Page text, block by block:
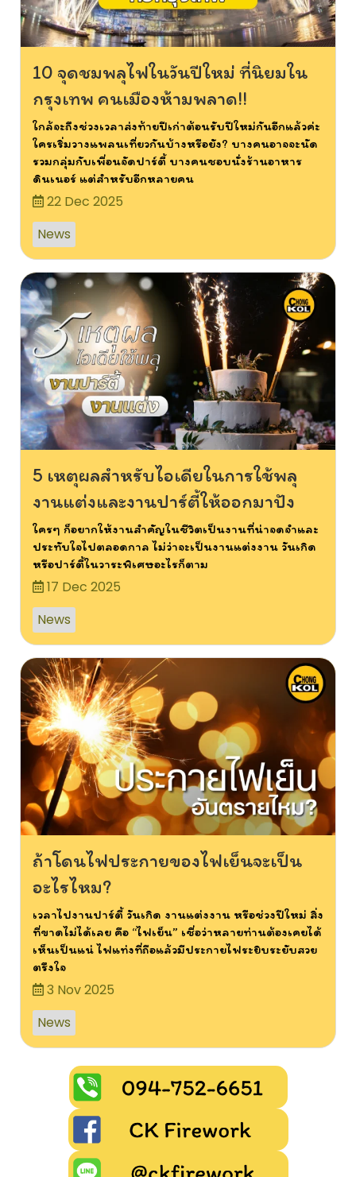
10 จุดชมพลุไฟในวันปีใหม่ ที่นิยมใน
กรุงเทพ คนเมืองห้ามพลาด!!
ใกล้จะถึงช่วงเวลาส่งท้ายปีเก่าต้อนรับปีใหม่กันอีกแล้วค่ะ
ใครเริ่มวางแพลนเที่ยวกันบ้างหรือยัง? บางคนอาจจะนัด
รวมกลุ่มกับเพื่อนจัดปาร์ตี้ บางคนชอบนั่งร้านอาหาร
ดินเนอร์ แต่สำหรับอีกหลายคน
22 Dec 2025
News
5 เหตุผลสำหรับไอเดียในการใช้พลุ
งานแต่งและงานปาร์ตี้ให้ออกมาปัง
ใครๆ ก็อยากให้งานสำคัญในชีวิตเป็นงานที่น่าจดจำและ
ประทับใจไปตลอดกาล ไม่ว่าจะเป็นงานแต่งงาน วันเกิด
หรือปาร์ตี้ในวาระพิเศษอะไรก็ตาม
17 Dec 2025
News
ถ้าโดนไฟประกายของไฟเย็นจะเป็น
อะไรไหม?
เวลาไปงานปาร์ตี้ วันเกิด งานแต่งงาน หรือช่วงปีใหม่ สิ่ง
ที่ขาดไม่ได้เลย คือ “ไฟเย็น” เชื่อว่าหลายท่านต้องเคยได้
เห็นเป็นแน่ ไฟแท่งที่ถือแล้วมีประกายไฟระยิบระยับสวย
ตรึงใจ
3 Nov 2025
News